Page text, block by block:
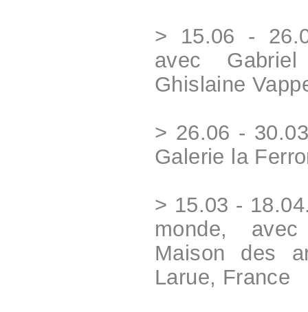
> 15.06 -
avec
Ghislaine
> 26.06 -
Galerie la
> 15.03 -
monde,
Maison des
Larue, France